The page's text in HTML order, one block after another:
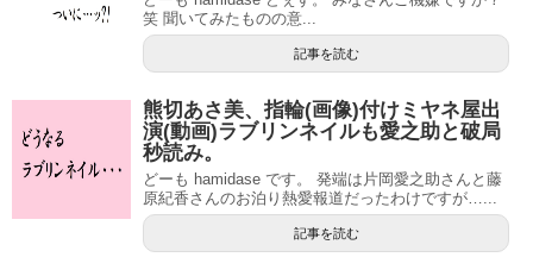
笑 聞いてみたものの意...
記事を読む
熊切あさ美、指輪(画像)付けミヤネ屋出
演(動画)ラブリンネイルも愛之助と破局
秒読み。
どーも hamidase です。 発端は片岡愛之助さんと藤
原紀香さんのお泊り熱愛報道だったわけですが…...
記事を読む